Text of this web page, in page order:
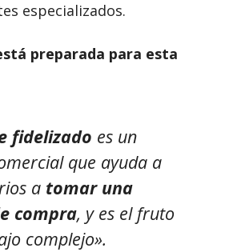
especializados.
preparada para esta
fidelizado es un
que ayuda a
a tomar una
compra, y es el fruto
complejo».